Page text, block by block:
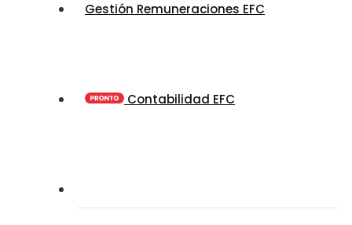
Gestión Remuneraciones EFC
Contabilidad EFC